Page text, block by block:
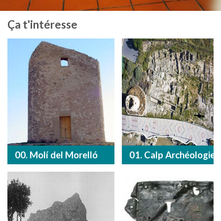
Ça t'intéresse
00. Molí del Morelló 01. Calp Archéologie